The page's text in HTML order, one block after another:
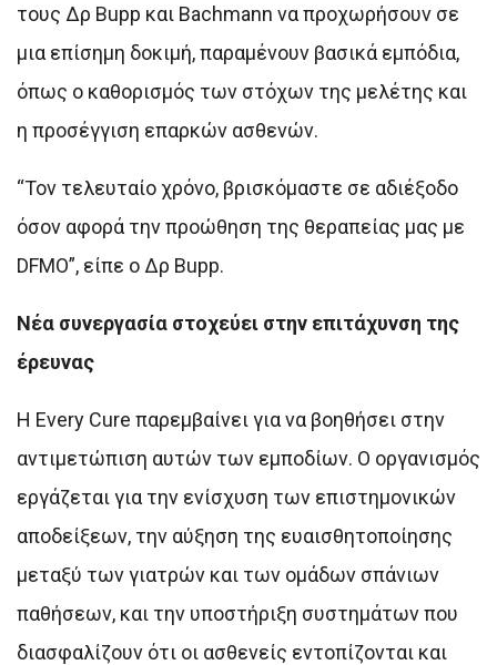
τους Δρ Bupp και Bachmann να προχωρήσουν σε
μια επίσημη δοκιμή, παραμένουν βασικά εμπόδια,
όπως ο καθορισμός των στόχων της μελέτης και
η προσέγγιση επαρκών ασθενών.
“Τον τελευταίο χρόνο, βρισκόμαστε σε αδιέξοδο
όσον αφορά την προώθηση της θεραπείας μας με
DFMO”, είπε ο Δρ Bupp.
Νέα συνεργασία στοχεύει στην επιτάχυνση της
έρευνας
Η Every Cure παρεμβαίνει για να βοηθήσει στην
αντιμετώπιση αυτών των εμποδίων. Ο οργανισμός
εργάζεται για την ενίσχυση των επιστημονικών
αποδείξεων, την αύξηση της ευαισθητοποίησης
μεταξύ των γιατρών και των ομάδων σπάνιων
παθήσεων, και την υποστήριξη συστημάτων που
διασφαλίζουν ότι οι ασθενείς εντοπίζονται και